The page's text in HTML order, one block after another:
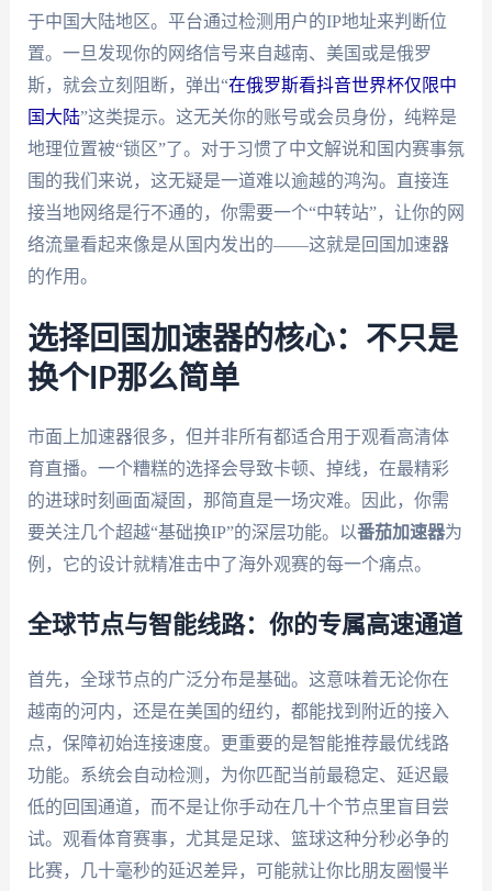
于中国大陆地区。平台通过检测用户的IP地址来判断位
置。一旦发现你的网络信号来自越南、美国或是俄罗
斯，就会立刻阻断，弹出“在俄罗斯看抖音世界杯仅限中
国大陆”这类提示。这无关你的账号或会员身份，纯粹是
地理位置被“锁区”了。对于习惯了中文解说和国内赛事氛
围的我们来说，这无疑是一道难以逾越的鸿沟。直接连
接当地网络是行不通的，你需要一个“中转站”，让你的网
络流量看起来像是从国内发出的——这就是回国加速器
的作用。
选择回国加速器的核心：不只是
换个IP那么简单
市面上加速器很多，但并非所有都适合用于观看高清体
育直播。一个糟糕的选择会导致卡顿、掉线，在最精彩
的进球时刻画面凝固，那简直是一场灾难。因此，你需
要关注几个超越“基础换IP”的深层功能。以番茄加速器为
例，它的设计就精准击中了海外观赛的每一个痛点。
全球节点与智能线路：你的专属高速通道
首先，全球节点的广泛分布是基础。这意味着无论你在
越南的河内，还是在美国的纽约，都能找到附近的接入
点，保障初始连接速度。更重要的是智能推荐最优线路
功能。系统会自动检测，为你匹配当前最稳定、延迟最
低的回国通道，而不是让你手动在几十个节点里盲目尝
试。观看体育赛事，尤其是足球、篮球这种分秒必争的
比赛，几十毫秒的延迟差异，可能就让你比朋友圈慢半